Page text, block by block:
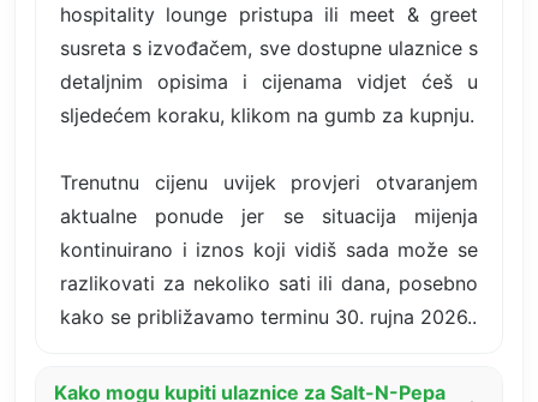
hospitality lounge pristupa ili meet & greet
susreta s izvođačem, sve dostupne ulaznice s
detaljnim opisima i cijenama vidjet ćeš u
sljedećem koraku, klikom na gumb za kupnju.
Trenutnu cijenu uvijek provjeri otvaranjem
aktualne ponude jer se situacija mijenja
kontinuirano i iznos koji vidiš sada može se
razlikovati za nekoliko sati ili dana, posebno
kako se približavamo terminu 30. rujna 2026..
Kako mogu kupiti ulaznice za Salt-N-Pepa